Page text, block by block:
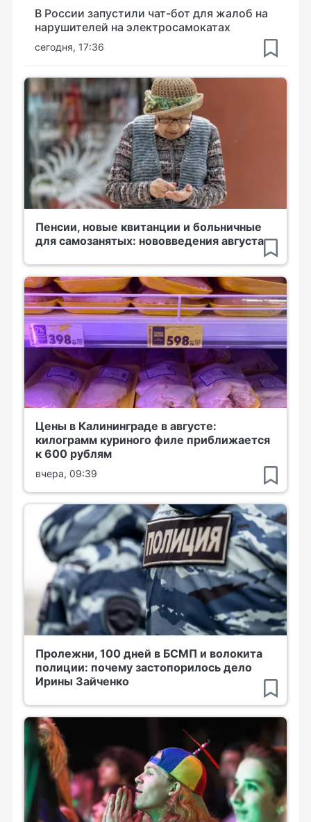
В России запустили чат-бот для жалоб на
нарушителей на электросамокатах
сегодня, 17:36
Пенсии, новые квитанции и больничные
для самозанятых: нововведения августа
Цены в Калининграде в августе:
килограмм куриного филе приближается
к 600 рублям
вчера, 09:39
Пролежни, 100 дней в БСМП и волокита
полиции: почему застопорилось дело
Ирины Зайченко